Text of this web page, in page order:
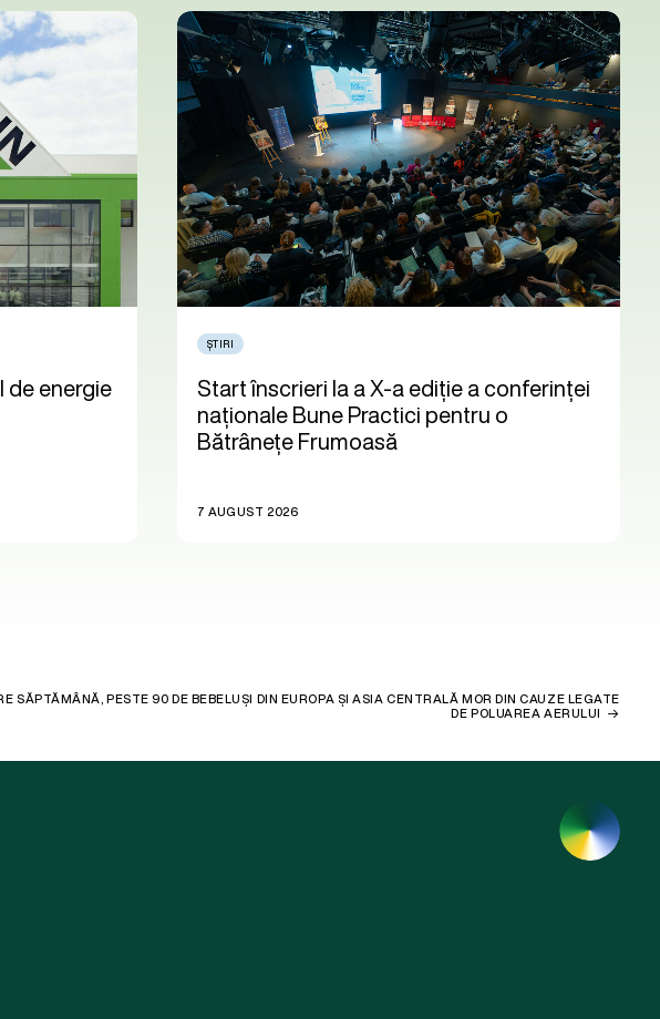
de energie
ȘTIRI
Start înscrieri la a X-a ediție a conferinței
naționale Bune Practici pentru o
Bătrânețe Frumoasă
7 AUGUST 2026
SĂPTĂMÂNĂ, PESTE 90 DE BEBELUȘI DIN EUROPA ȘI ASIA CENTRALĂ MOR DIN CAUZE LEGATE
DE POLUAREA AERULUI